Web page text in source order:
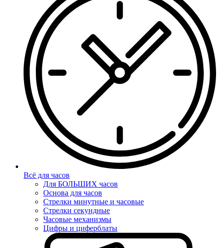
Всё для часов
Для БОЛЬШИХ часов
Основа для часов
Стрелки минутные и часовые
Стрелки секундные
Часовые механизмы
Цифры и циферблаты